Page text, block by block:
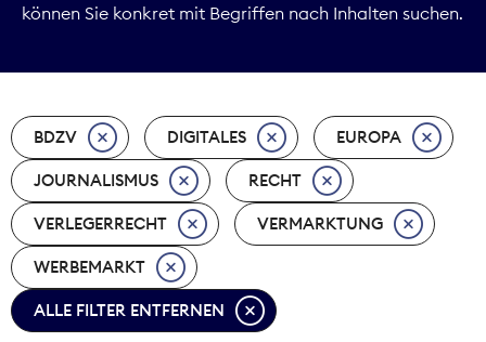
Marktdaten
Nachhaltigkeit
Nachwuchs
Nova Award
Pressefreiheit
können Sie konkret mit Begriffen nach Inhalten suchen.
BDZV DIGITALES EUROPA
JOURNALISMUS RECHT
VERLEGERRECHT VERMARKTUNG
WERBEMARKT
ALLE FILTER ENTFERNEN